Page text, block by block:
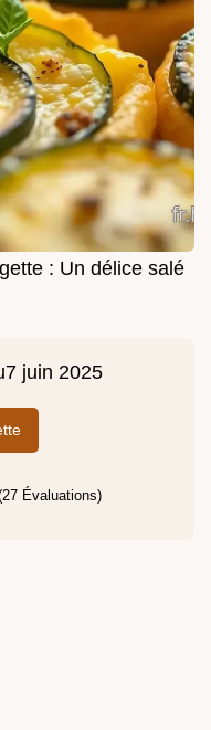
: Un délice salé
7 juin 2025
Évaluations)